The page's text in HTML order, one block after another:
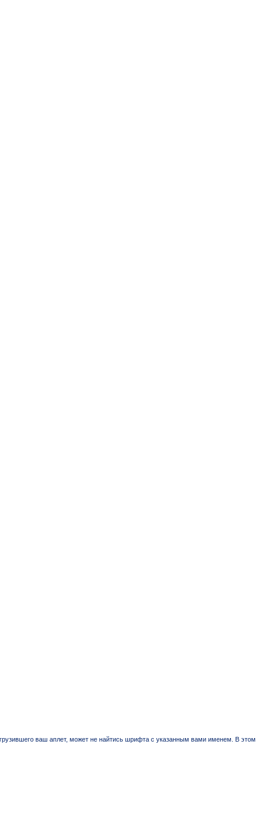
ваш аплет, может не найтись шрифта с указанным вами именем. В этом